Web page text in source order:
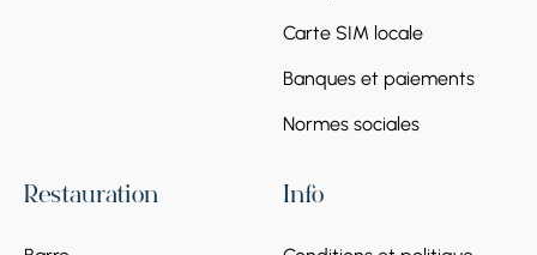
Carte SIM locale
Banques et paiements
Normes sociales
Restauration Info